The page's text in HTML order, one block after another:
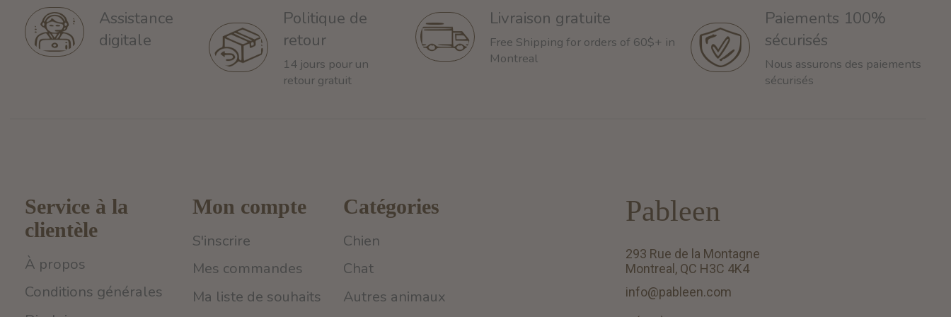
Assistance
digitale
Politique de
retour
14 jours pour un
retour gratuit
Livraison gratuite
Free Shipping for orders of 60$+ in
Montreal
Paiements 100%
sécurisés
Nous assurons des paiements
sécurisés
Service à la
clientèle
À propos
Conditions générales
Mon compte
S'inscrire
Mes commandes
Ma liste de souhaits
Catégories
Chien
Chat
Autres animaux
Pableen
293 Rue de la Montagne
Montreal, QC H3C 4K4
info@pableen.com